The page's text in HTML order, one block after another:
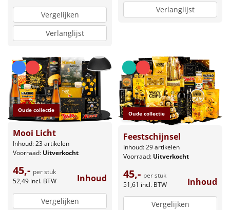
Vergelijken
Verlanglijst
Verlanglijst
Oude collectie
Mooi Licht
Inhoud: 23 artikelen
Voorraad: Uitverkocht
45,- per stuk
52,49 incl. BTW Inhoud
Vergelijken
Oude collectie
Feestschijnsel
Inhoud: 29 artikelen
Voorraad: Uitverkocht
45,- per stuk
51,61 incl. BTW Inhoud
Vergelijken